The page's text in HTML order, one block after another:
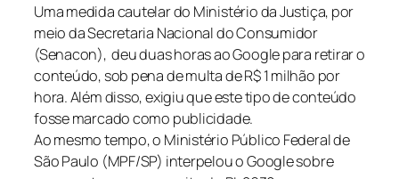
Uma medida cautelar do Ministério da Justiça, por
meio da Secretaria Nacional do Consumidor
(Senacon), deu duas horas ao Google para retirar o
conteúdo, sob pena de multa de R$ 1 milhão por
hora. Além disso, exigiu que este tipo de conteúdo
fosse marcado como publicidade.
Ao mesmo tempo, o Ministério Público Federal de
São Paulo (MPF/SP) interpelou o Google sobre